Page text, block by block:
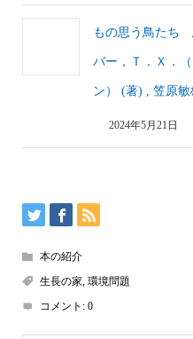
もの思う鳥たち
バー，Ｔ．Ｘ．
ン） (著) , 笠原
2024年5月21日
本の紹介
生長の家, 環境問題
コメント: 0